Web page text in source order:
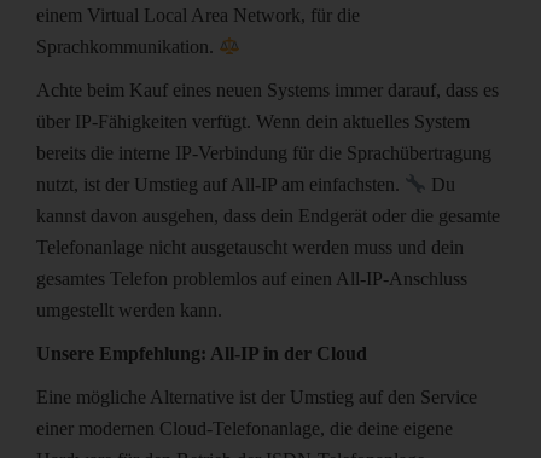
einem Virtual Local Area Network, für die
Sprachkommunikation.
Achte beim Kauf eines neuen Systems immer darauf, dass es
über IP-Fähigkeiten verfügt. Wenn dein aktuelles System
bereits die interne IP-Verbindung für die Sprachübertragung
nutzt, ist der Umstieg auf All-IP am einfachsten.
Du
kannst davon ausgehen, dass dein Endgerät oder die gesamte
Telefonanlage nicht ausgetauscht werden muss und dein
gesamtes Telefon problemlos auf einen All-IP-Anschluss
umgestellt werden kann.
Unsere Empfehlung: All-IP in der Cloud
Eine mögliche Alternative ist der Umstieg auf den Service
einer modernen Cloud-Telefonanlage, die deine eigene